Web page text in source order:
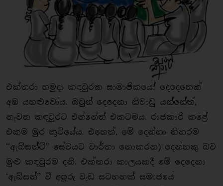
එක්තරා හමුදා කඳවුරක සාමාජිකයෝ දෙදෙනෙක්
අඹ යහළුවෝය. ඔවුන් දෙදෙනා නිවාඩු යන්නේත්,
නැවත කඳවුරට එන්නේත් එකටමය. රාජකාරි කළේ
එකම මුර කුටියේය. එහෙත්, මේ දෙන්නා නිතරම
‘‘ඇබ්සන්ට්’’ සේවයට වාර්තා නොකරන) දෙන්නකු බව
මුළු කඳවුරම දනී. එක්තරා කාලයකදී මේ දෙදෙනා
‘ඇබ්සන්’’ වී අපූරු වැඩ සටහනක් සමාජයේ